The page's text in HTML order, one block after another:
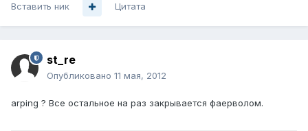
Вставить ник Цитата
st_re
Опубликовано 11 мая, 2012
arping ? Все остальное на раз закрывается фаерволом.